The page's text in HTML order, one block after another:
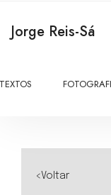
Jorge Reis-Sá
TEXTOS
<Voltar